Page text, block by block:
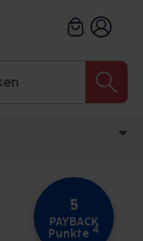
5
PAYBACK
Punkte 4